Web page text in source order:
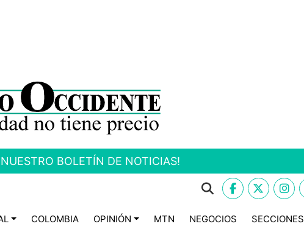
NUESTRO BOLETÍN DE NOTICIAS!
COLOMBIA OPINIÓN MTN NEGOCIOS SECCIONES